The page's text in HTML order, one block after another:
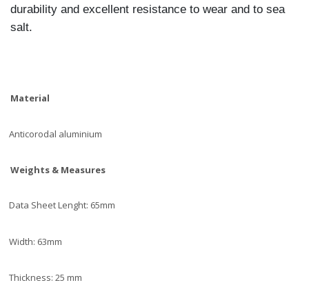
durability and excellent resistance to wear and to sea
salt.
Material
Anticorodal aluminium
Weights & Measures
Data Sheet Lenght: 65mm
Width: 63mm
Thickness: 25 mm